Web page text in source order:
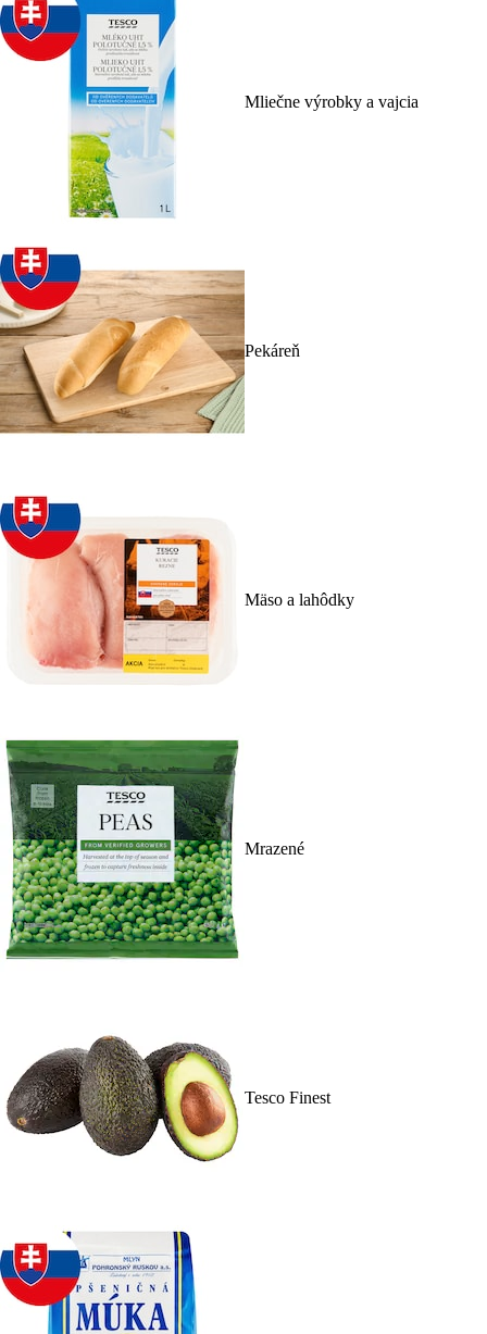
Mliečne výrobky a vajcia
Pekáreň
Mäso a lahôdky
Mrazené
Tesco Finest